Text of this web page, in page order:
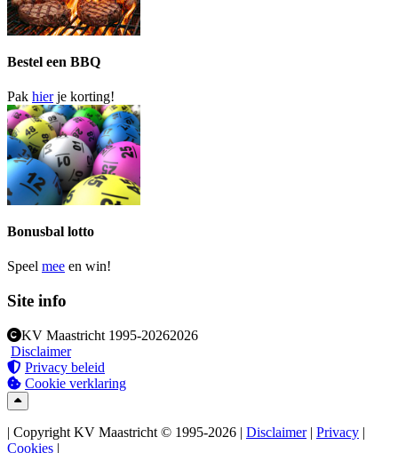
Bestel een BBQ
Pak hierje korting!
Bonusbal lotto
Speel mee en win!
Site info
KV Maastricht 1995-20262026
Disclaimer
Privacy beleid
Cookie verklaring
| Copyright KV Maastricht © 1995-2026 | Disclaimer| Privacy |
Cookies |